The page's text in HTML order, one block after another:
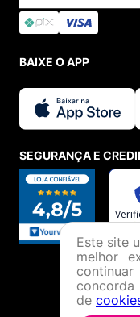
BAIXE O APP
SEGURANÇA E
Este site
melhor
de